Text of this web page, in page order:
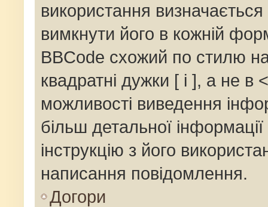
використання
вимкнути його в кожній
BBCode схожий по стилю
квадратні дужки [ і ], а не в
можливості виведення
більш детальної
інструкцію з його
написання повідомлення.
Догори